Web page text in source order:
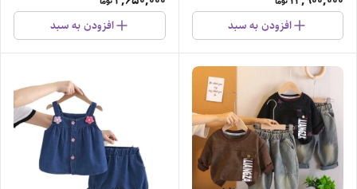
افزودن به سبد افزودن به سبد